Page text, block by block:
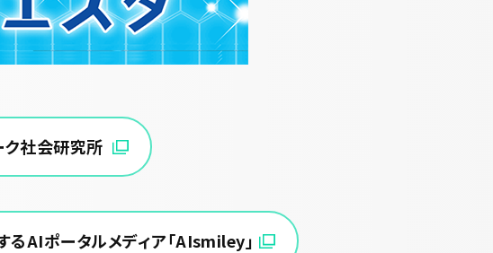
ク社会研究所
AIポータルメディア「AIsmiley」